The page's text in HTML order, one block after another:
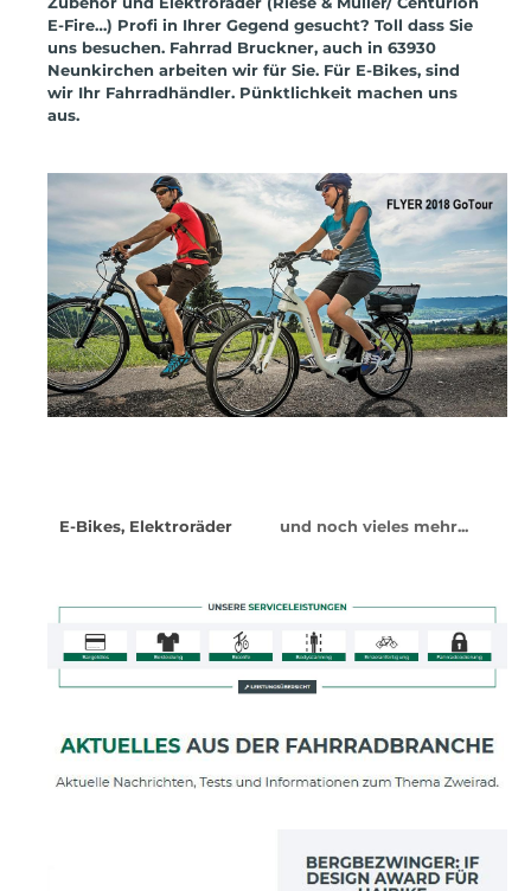
E-Fire…) Profi in Ihrer Gegend gesucht? Toll dass Sie
uns besuchen. Fahrrad Bruckner, auch in 63930
Neunkirchen arbeiten wir für Sie. Für E-Bikes, sind
wir Ihr Fahrradhändler. Pünktlichkeit machen uns
aus.
E-Bikes, Elektroräder und noch vieles mehr...